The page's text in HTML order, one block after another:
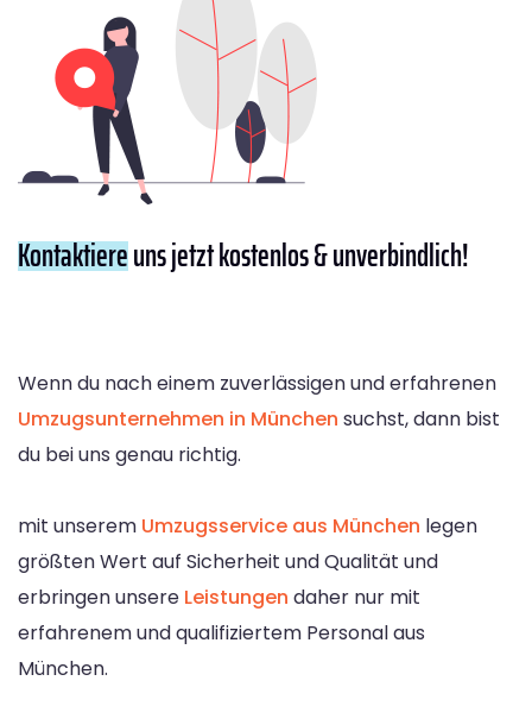
Kontaktiereuns jetzt kostenlos & unverbindlich!
Wenn du nach einem zuverlässigen und erfahrenen
Umzugsunternehmen in München suchst, dann bist
du bei uns genau richtig.
mit unserem Umzugsservice aus München legen
größten Wert auf Sicherheit und Qualität und
erbringen unsere Leistungen daher nur mit
erfahrenem und qualifiziertem Personal aus
München.